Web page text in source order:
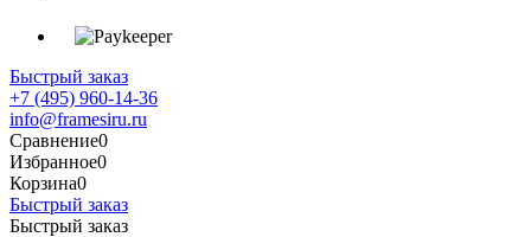
Быстрый заказ
+7 (495) 960-14-36
info@framesiru.ru
Сравнение0
Избранное0
Корзина0
Быстрый заказ
Быстрый заказ